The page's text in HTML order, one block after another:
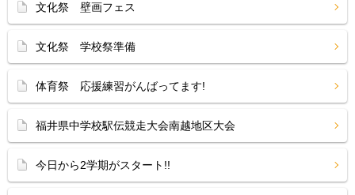
文化祭 壁画フェス
文化祭 学校祭準備
体育祭 応援練習がんばってます!
福井県中学校駅伝競走大会南越地区大会
今日から2学期がスタート!!